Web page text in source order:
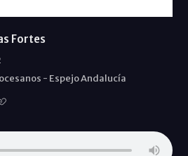
Fortes
- Espejo Andalucía